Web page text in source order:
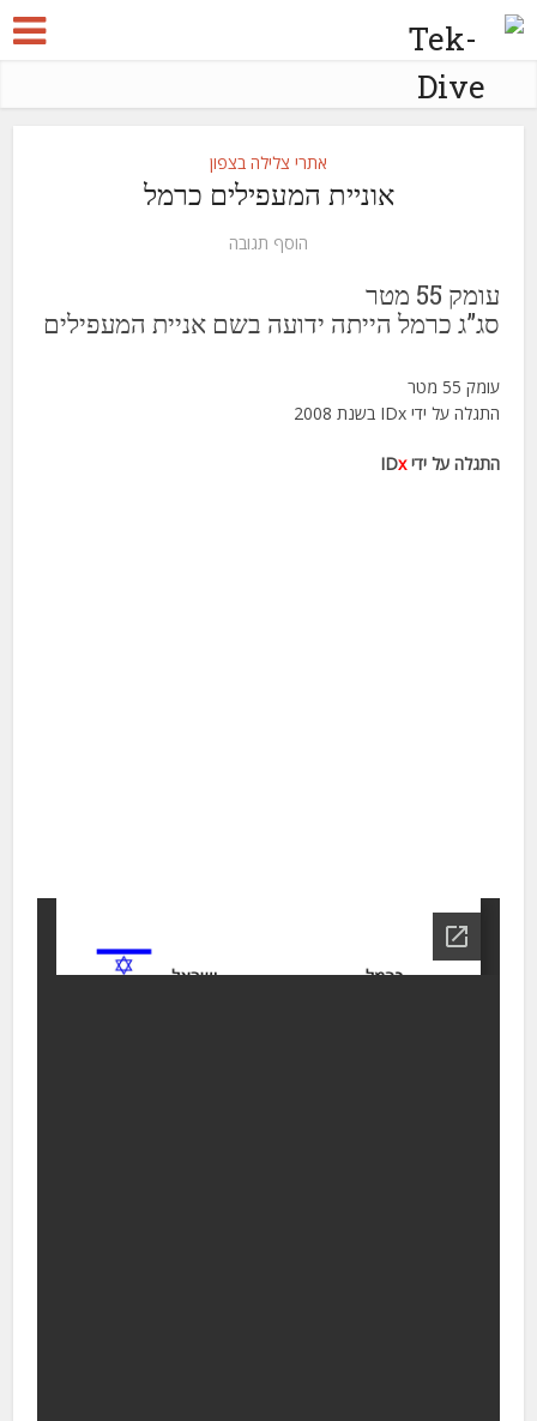
אתרי צלילה בצפון
אוניית המעפילים כרמל
הוסף תגובה
עומק 55 מטר
סג”ג כרמל הייתה ידועה בשם אניית המעפילים
עומק 55 מטר
התגלה על ידי IDx בשנת 2008
התגלה על ידי IDx